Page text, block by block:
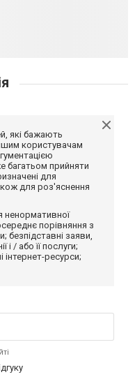
які бажають
користувачам
багатьом прийняти
для
для роз'яснення
ненормативної
порівняння з
безпідставні заяви,
/ або її послуги;
ресурси;